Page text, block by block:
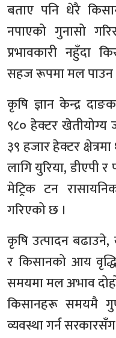
बताए पनि धेरै
नपाएको गुनासो
प्रभावकारी नहुँदा
सहज रूपमा मल
कृषि ज्ञान केन्द्र
९८० हेक्टर
३९ हजार हेक्टर
लागि युरिया, डीएपी
मेट्रिक टन
गरिएको छ ।
कृषि उत्पादन
र किसानको आय
समयमा मल अभाव
किसानहरू समयमै
व्यवस्था गर्न